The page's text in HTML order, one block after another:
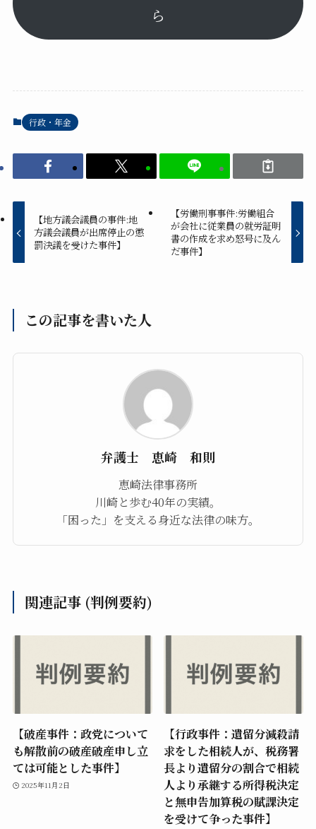
ら
行政・年金
【地方議会議員の事件:地
方議会議員が出席停止の懲
罰決議を受けた事件】
【労働刑事事件:労働組合
が会社に従業員の就労証明
書の作成を求め怒号に及ん
だ事件】
この記事を書いた人
弁護士 恵崎 和則
恵崎法律事務所
川崎と歩む40年の実績。
「困った」を支える身近な法律の味方。
関連記事 (判例要約)
【破産事件：政党について
も解散前の破産破産申し立
ては可能とした事件】
2025年11月2日
【行政事件：遺留分減殺請
求をした相続人が、税務署
長より遺留分の割合で相続
人より承継する所得税決定
と無申告加算税の賦課決定
を受けて争った事件】